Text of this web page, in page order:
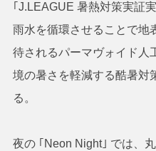
｢J.LEAGUE 暑熱対策実証
雨水を循環させることで地
待されるパーマヴォイド人
境の暑さを軽減する酷暑対
る。
夜の ｢Neon Night｣ では、